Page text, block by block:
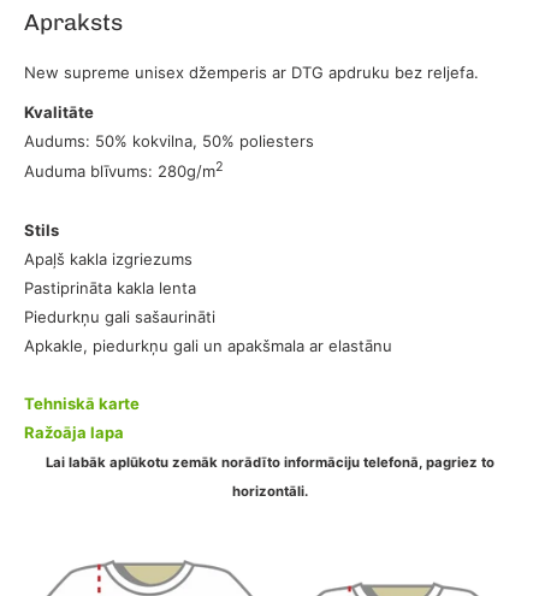
Apraksts
New supreme unisex džemperis ar DTG apdruku bez reljefa.
Kvalitāte
Audums: 50% kokvilna, 50% poliesters
Auduma blīvums: 280g/m2
Stils
Apaļš kakla izgriezums
Pastiprināta kakla lenta
Piedurkņu gali sašaurināti
Apkakle, piedurkņu gali un apakšmala ar elastānu
Tehniskā karte
Ražoāja lapa
Lai labāk aplūkotu zemāk norādīto informāciju telefonā, pagriez to
horizontāli.